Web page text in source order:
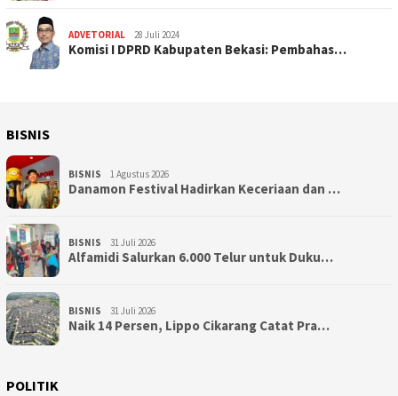
ADVETORIAL 28 Juli 2024
Komisi I DPRD Kabupaten Bekasi: Pembahas…
BISNIS
BISNIS 1 Agustus 2026
Danamon Festival Hadirkan Keceriaan dan …
BISNIS 31 Juli 2026
Alfamidi Salurkan 6.000 Telur untuk Duku…
BISNIS 31 Juli 2026
Naik 14 Persen, Lippo Cikarang Catat Pra…
POLITIK